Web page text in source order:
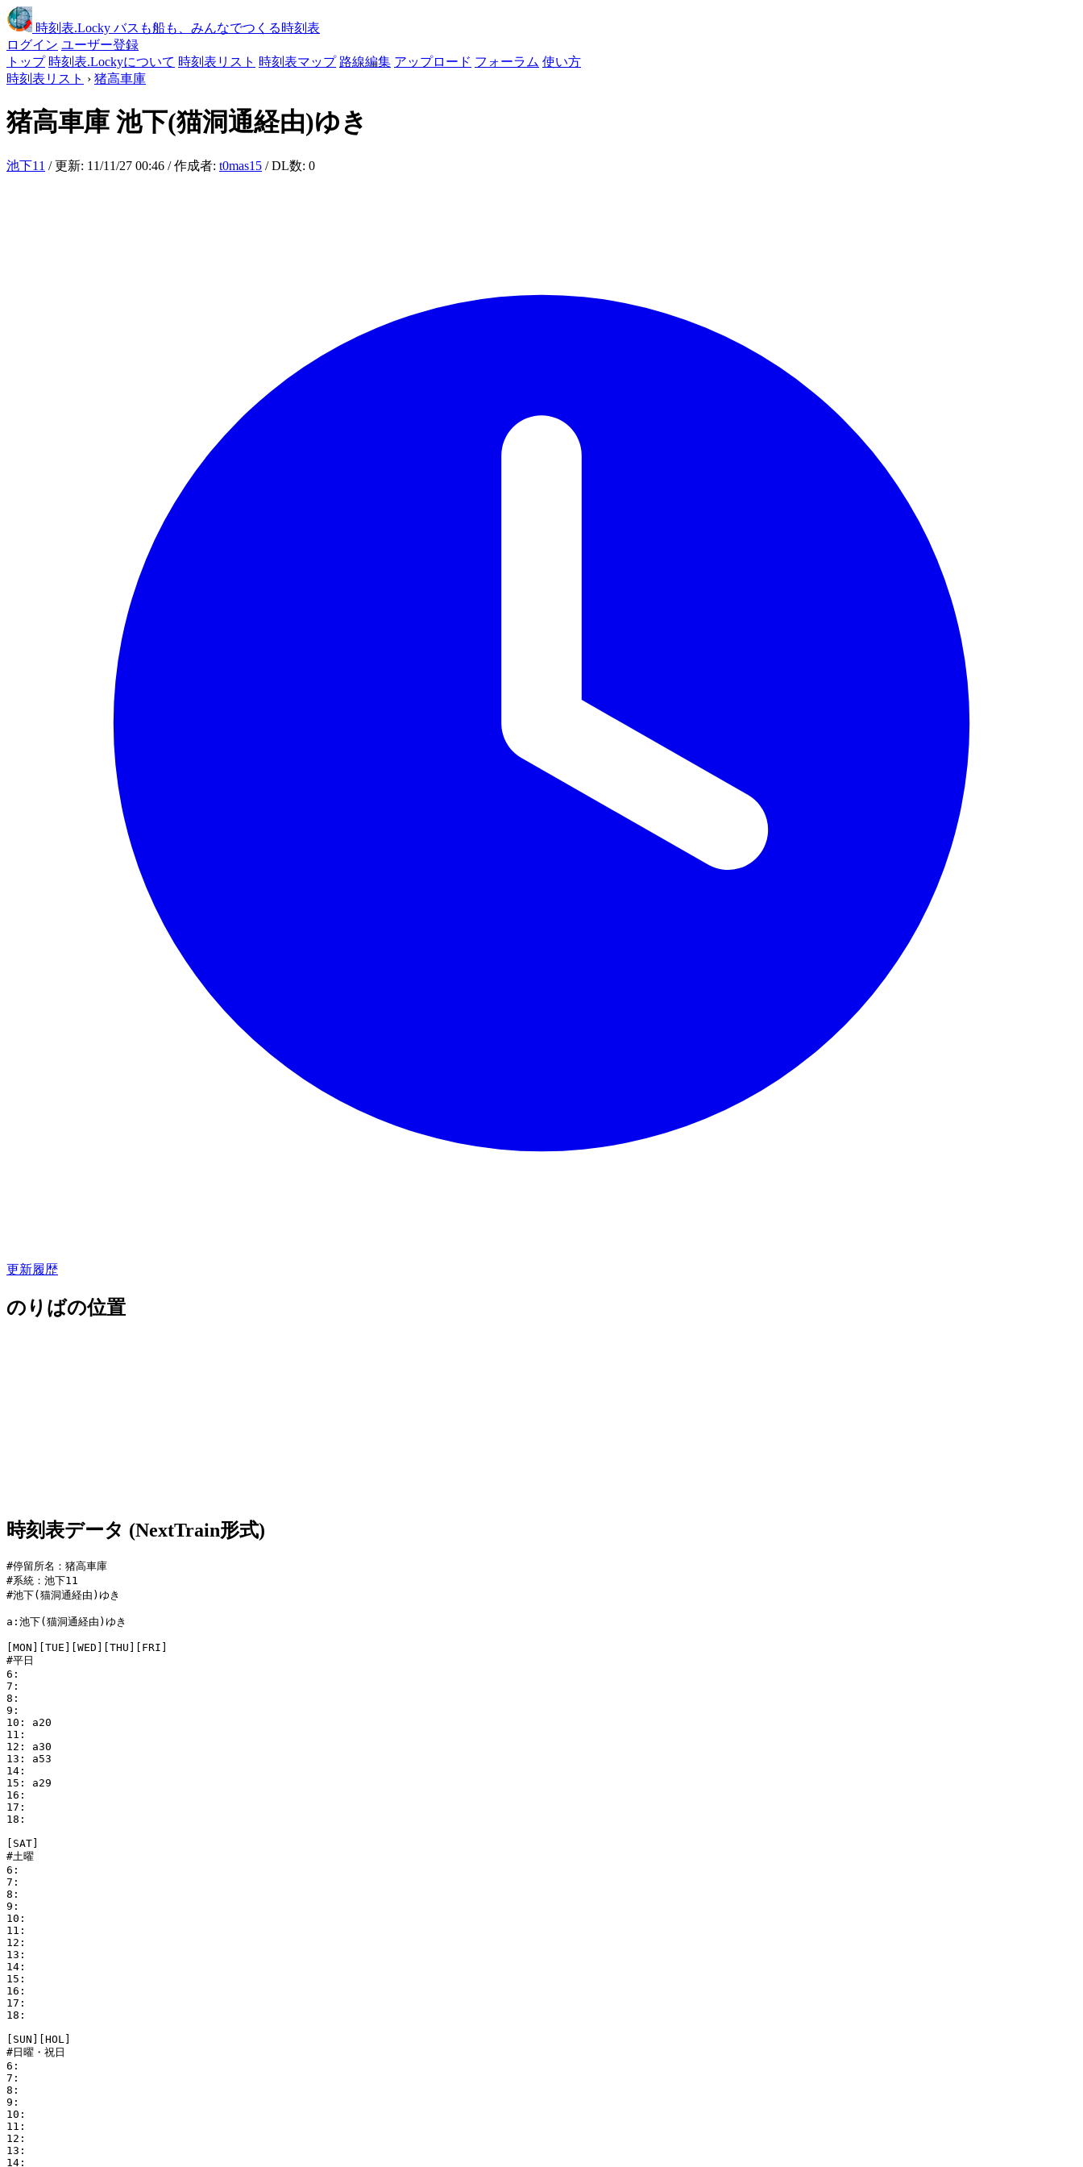
時刻表.Locky バスも船も、みんなでつくる時刻表
ログイン ユーザー登録
トップ 時刻表.Lockyについて 時刻表リスト 時刻表マップ 路線編集 アップロード フォーラム 使い方
時刻表リスト › 猪高車庫
猪高車庫 池下(猫洞通経由)ゆき
池下11 / 更新: 11/11/27 00:46 / 作成者: t0mas15 / DL数: 0
更新履歴
のりばの位置
時刻表データ (NextTrain形式)
#停留所名：猪高車庫
#系統：池下11
#池下(猫洞通経由)ゆき
a:池下(猫洞通経由)ゆき
[MON][TUE][WED][THU][FRI]
#平日
6:
7:
8:
9:
10: a20
11:
12: a30
13: a53
14:
15: a29
16:
17:
18:
[SAT]
#土曜
6:
7:
8:
9:
10:
11:
12:
13:
14:
15:
16:
17:
18:
[SUN][HOL]
#日曜・祝日
6:
7:
8:
9:
10:
11:
12:
13:
14: